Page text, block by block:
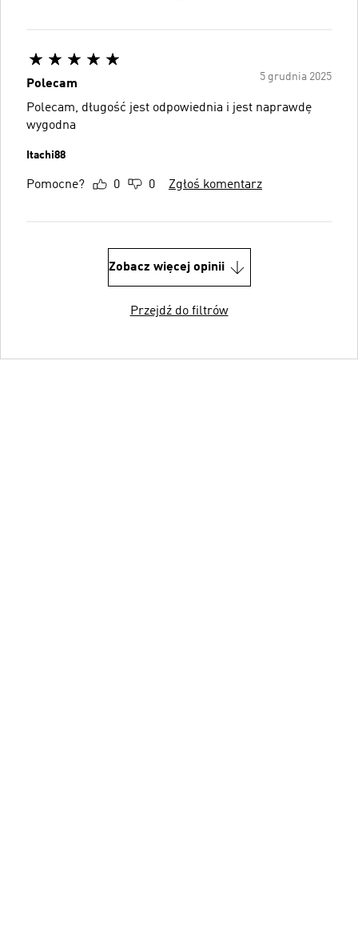
5 grudnia 2025
Polecam
Polecam, długość jest odpowiednia i jest naprawdę
wygodna
Itachi88
Pomocne? 0 0 Zgłoś komentarz
Zobacz więcej opinii
Przejdź do filtrów